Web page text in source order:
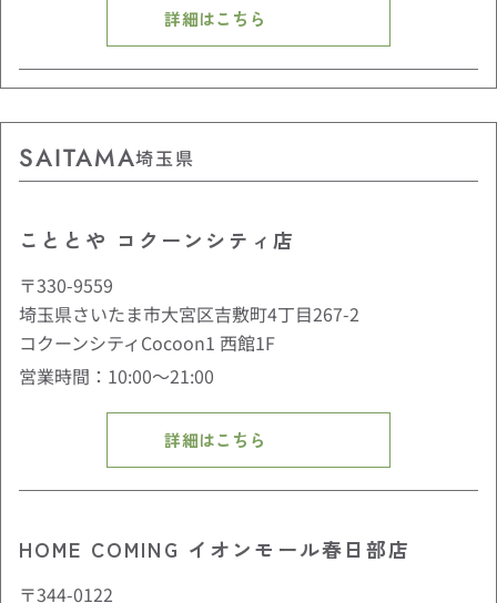
詳細はこちら
SAITAMA埼玉県
こととや コクーンシティ店
〒330-9559
埼玉県さいたま市大宮区吉敷町4丁目267-2
コクーンシティCocoon1 西館1F
営業時間：10:00〜21:00
詳細はこちら
HOME COMING イオンモール春日部店
〒344-0122